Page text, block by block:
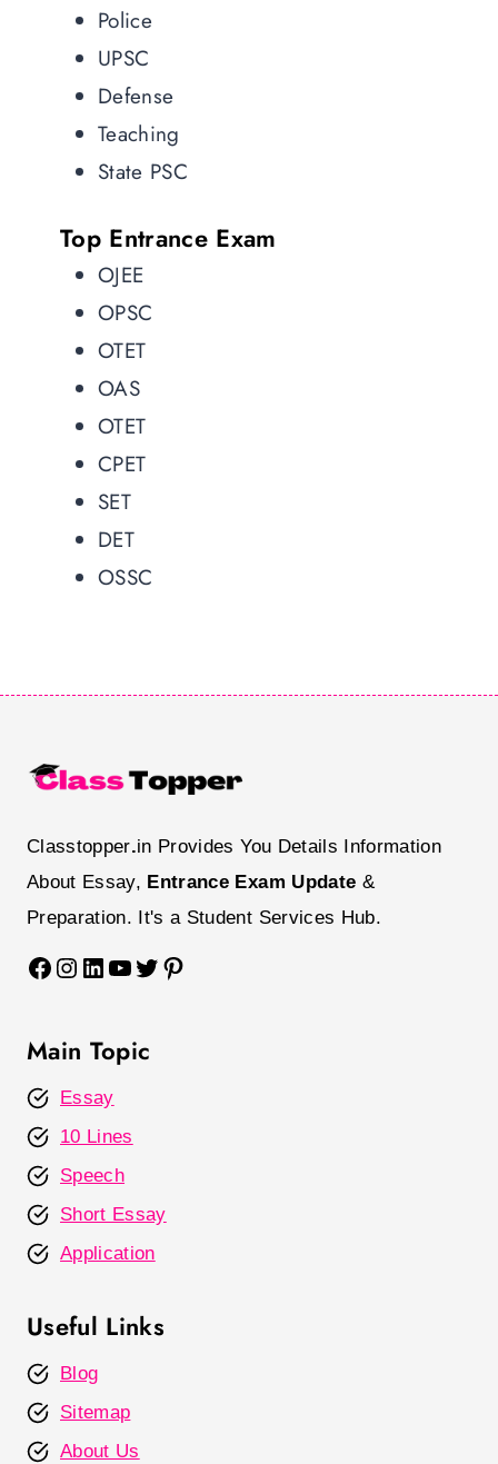
Police
UPSC
Defense
Teaching
State PSC
Top Entrance Exam
OJEE
OPSC
OTET
OAS
OTET
CPET
SET
DET
OSSC
Classtopper.in Provides You Details Information
About Essay, Entrance Exam Update &
Preparation. It's a Student Services Hub.
Facebook
Instagram
LinkedIn
YouTube
Twitter
Pinterest
Main Topic
Essay
10 Lines
Speech
Short Essay
Application
Useful Links
Blog
Sitemap
About Us